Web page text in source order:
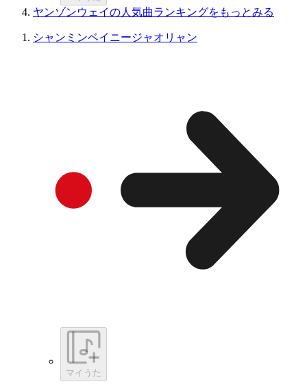
ヤンゾンウェイの人気曲ランキングをもっとみる
シャンミンベイニージャオリャン
マイうた